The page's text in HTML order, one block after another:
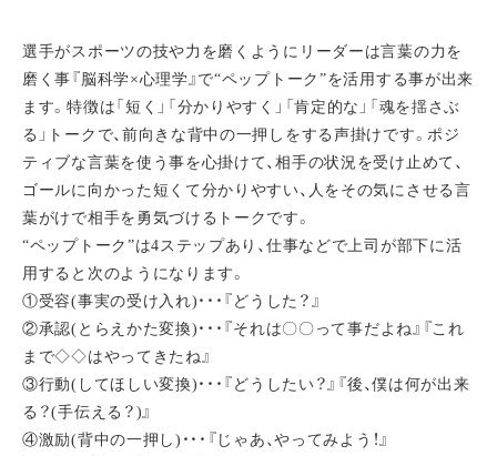
選手がスポーツの技や力を磨くようにリーダーは言葉の力を
磨く事『脳科学×心理学』で“ペップトーク”を活用する事が出来
ます。特徴は「短く」「分かりやすく」「肯定的な」「魂を揺さぶ
る」トークで、前向きな背中の一押しをする声掛けです。ポジ
ティブな言葉を使う事を心掛けて、相手の状況を受け止めて、
ゴールに向かった短くて分かりやすい、人をその気にさせる言
葉がけで相手を勇気づけるトークです。
“ペップトーク”は4ステップあり、仕事などで上司が部下に活
用すると次のようになります。
①受容(事実の受け入れ)・・・『どうした？』
②承認(とらえかた変換)・・・『それは〇〇って事だよね』『これ
まで◇◇はやってきたね』
③行動(してほしい変換)・・・『どうしたい？』『後、僕は何が出来
る？(手伝える？)』
④激励(背中の一押し)・・・『じゃあ、やってみよう！』